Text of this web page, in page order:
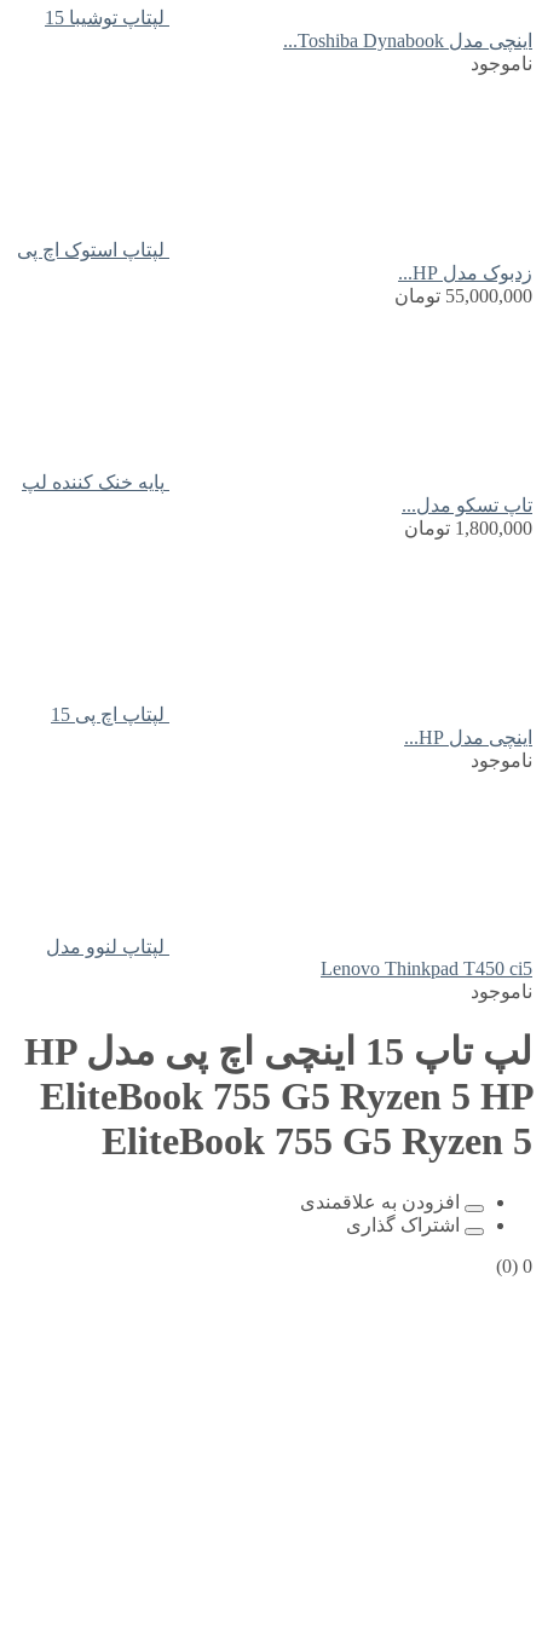
لپتاپ توشیبا 15
اینچی مدل Toshiba Dynabook...
ناموجود
لپتاپ استوک اچ پی
زدبوک مدل HP...
55,000,000 تومان
پایه خنک کننده لپ
تاپ تسکو مدل...
1,800,000 تومان
لپتاپ اچ پی 15
اینچی مدل HP...
ناموجود
لپتاپ لنوو مدل
Lenovo Thinkpad T450 ci5
ناموجود
لپ تاپ 15 اینچی اچ پی مدل HP
EliteBook 755 G5 Ryzen 5 HP
EliteBook 755 G5 Ryzen 5
افزودن به علاقمندی
اشتراک گذاری
0
(0)